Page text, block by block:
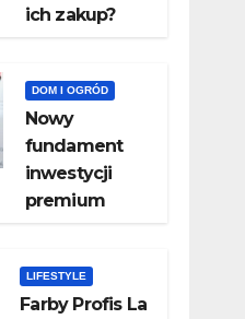
ich zakup?
DOM I OGRÓD
Nowy
fundament
inwestycji
premium
LIFESTYLE
Farby Profis La